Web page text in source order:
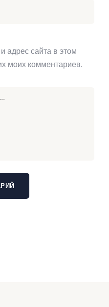
адрес сайта в этом
моих комментариев.